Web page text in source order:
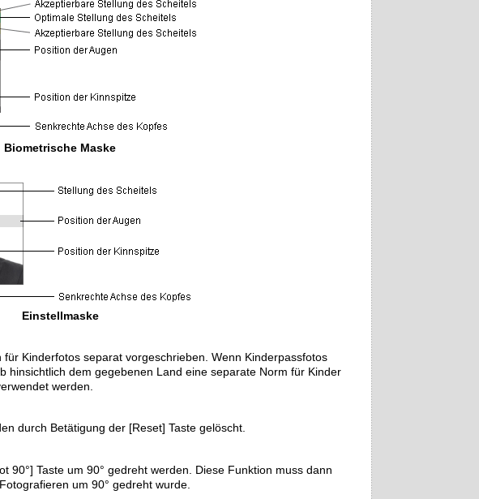
Biometrische Maske
Einstellmaske
Kinderfotos separat vorgeschrieben. Wenn Kinderpassfotos
hinsichtlich dem gegebenen Land eine separate Norm für Kinder
werden.
durch Betätigung der [Reset] Taste gelöscht.
90°] Taste um 90° gedreht werden. Diese Funktion muss dann
um 90° gedreht wurde.